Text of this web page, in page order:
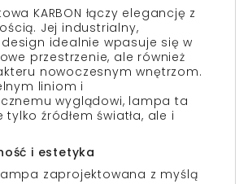
KARBON łączy elegancję z
Jej industrialny,
idealnie wpasuje się w
przestrzenie, ale również
nowoczesnym wnętrzom.
liniom i
wyglądowi, lampa ta
źródłem światła, ale i
i estetyka
lampa zaprojektowana z myślą